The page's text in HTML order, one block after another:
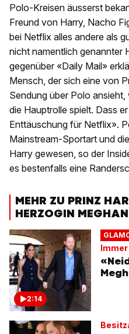
Polo-Kreisen äusserst
Freund von Harry, Nacho
bei Netflix alles andere als
nicht namentlich
gegenüber «Daily Mail»
Mensch, der sich eine von
Sendung über Polo
die Hauptrolle spielt. Dass
Enttäuschung für Netflix».
Mainstream-Sportart und
Harry gewesen, so der
es bestenfalls eine
MEHR ZU PRINZ
HERZOGIN MEGHAN
2:14